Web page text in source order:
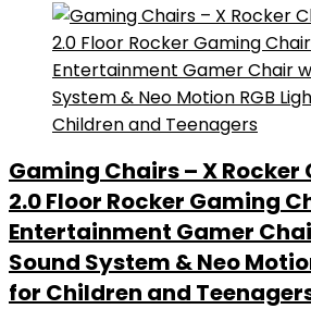
Gaming Chairs – X Rocker
2.0 Floor Rocker Gaming
Entertainment Gamer
Sound System & Neo
for Children and